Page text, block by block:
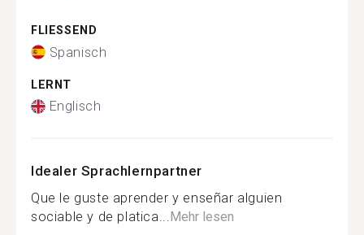
FLIESSEND
Spanisch
LERNT
Englisch
Idealer Sprachlernpartner
Que le guste aprender y enseñar alguien
sociable y de platica...Mehr lesen